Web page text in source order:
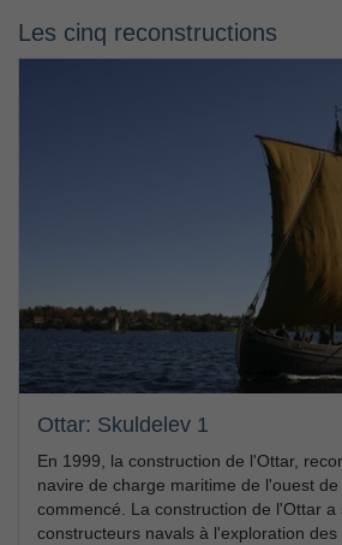
Les cinq reconstructions
Ottar: Skuldelev 1
En 1999, la construction de l'Ottar,
navire de charge maritime de l'ouest
commencé. La construction de l'Ottar a
constructeurs navals à l'exploration